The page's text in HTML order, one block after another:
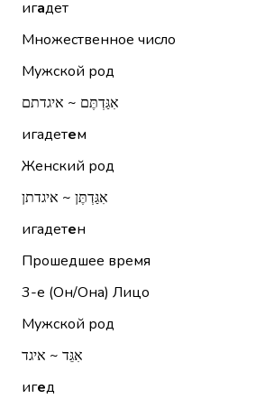
игадет
Множественное число
Мужской род
אִגַּדְתֶּם ~ איגדתם
игадетем
Женский род
אִגַּדְתֶּן ~ איגדתן
игадетен
Прошедшее время
3-е (Он/Она) Лицо
Мужской род
אִגֵּד ~ איגד
игед